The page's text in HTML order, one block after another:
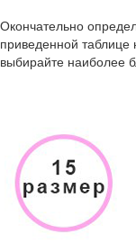
Окончательно
приведенной таблице
выбирайте наиболее